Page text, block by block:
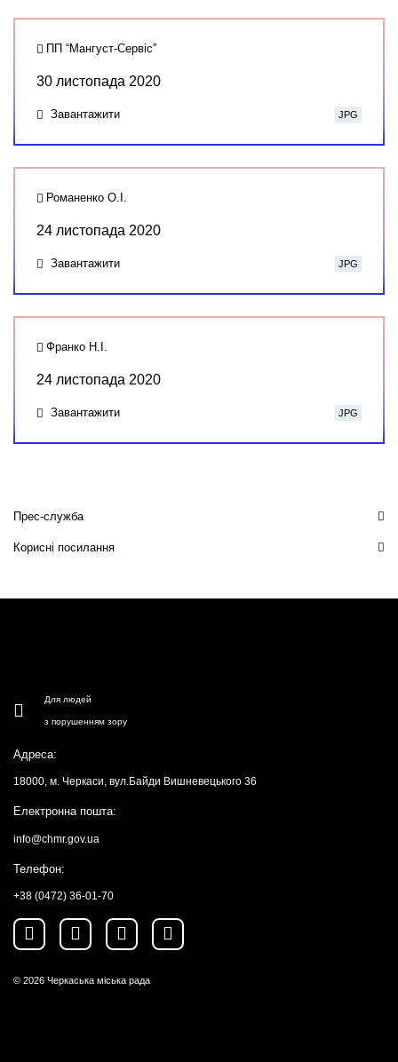
ПП “Мангуст-Сервіс”
30 листопада 2020
Завантажити JPG
Романенко О.І.
24 листопада 2020
Завантажити JPG
Франко Н.І.
24 листопада 2020
Завантажити JPG
Прес-служба
Корисні посилання
Для людей
з порушенням зору
Адреса:
18000, м. Черкаси, вул.Байди Вишневецького 36
Електронна пошта:
info@chmr.gov.ua
Телефон:
+38 (0472) 36-01-70
© 2026 Черкаська міська рада